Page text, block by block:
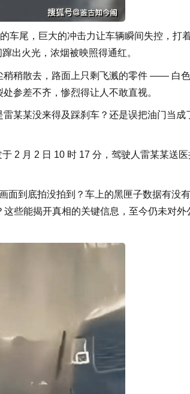
尾，巨大的冲击力让车辆瞬间失控，打
出火光，浓烟被映照得通红。
稍散去，路面上只剩飞溅的零件 —— 白
参差不齐，惨烈得让人不敢直视。
某某没来得及踩刹车？还是误把油门当成
2 月 2 日 10 时 17 分，驾驶人雷某某送医
面到底拍没拍到？车上的黑匣子数据有没
些能揭开真相的关键信息，至今仍未对外